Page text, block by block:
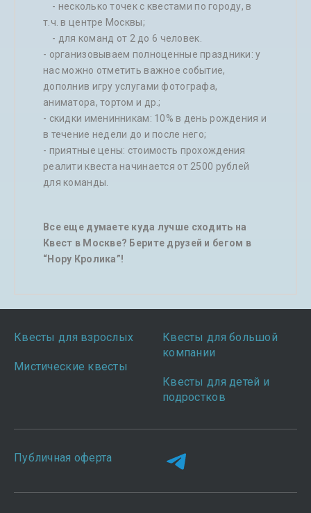
- несколько точек с квестами по городу, в
т.ч. в центре Москвы;
- для команд от 2 до 6 человек.
- организовываем полноценные праздники: у
нас можно отметить важное событие,
дополнив игру услугами фотографа,
аниматора, тортом и др.;
- скидки именинникам: 10% в день рождения и
в течение недели до и после него;
- приятные цены: стоимость прохождения
реалити квеста начинается от 2500 рублей
для команды.
Все еще думаете куда лучше сходить на
Квест в Москве? Берите друзей и бегом в
“Нору Кролика”!
Квесты для взрослых
Мистические квесты
Квесты для большой
компании
Квесты для детей и
подростков
Публичная оферта